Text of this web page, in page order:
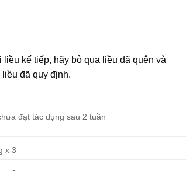
kế tiếp, hãy bỏ qua liều đã quên và
đã quy định.
đạt tác dụng sau 2 tuần
x 3